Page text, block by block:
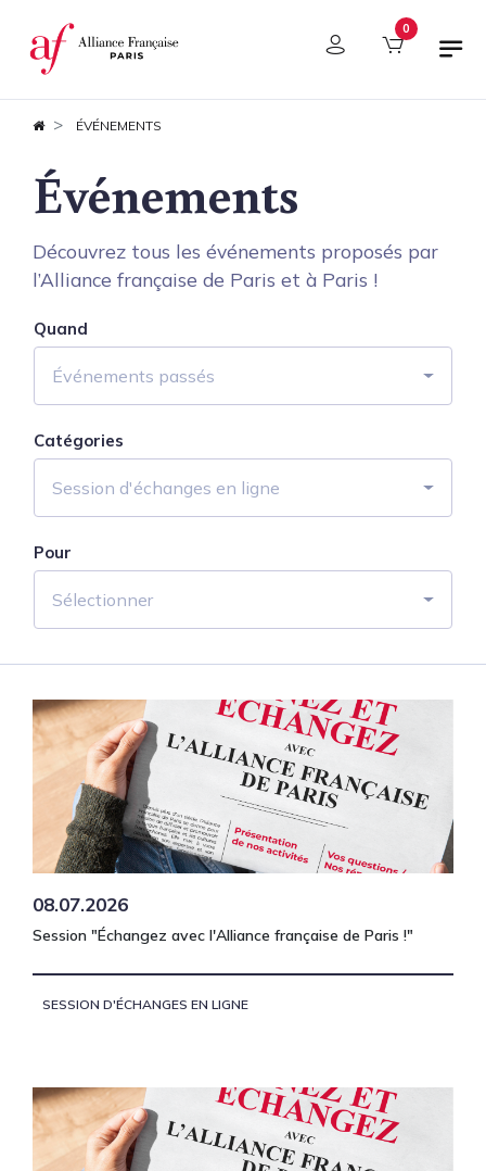
Panneau de gestion des cookies 0
ÉVÉNEMENTS
Événements
Découvrez tous les événements proposés par
l’Alliance française de Paris et à Paris !
Quand
Événements passés
Catégories
Session d'échanges en ligne
Pour
Sélectionner
08.07.2026
Session "Échangez avec l'Alliance française de Paris !"
SESSION D'ÉCHANGES EN LIGNE